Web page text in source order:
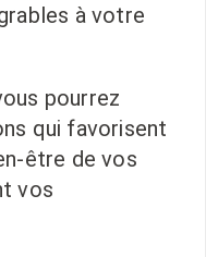
à votre
pourrez
qui favorisent
être de vos
vos